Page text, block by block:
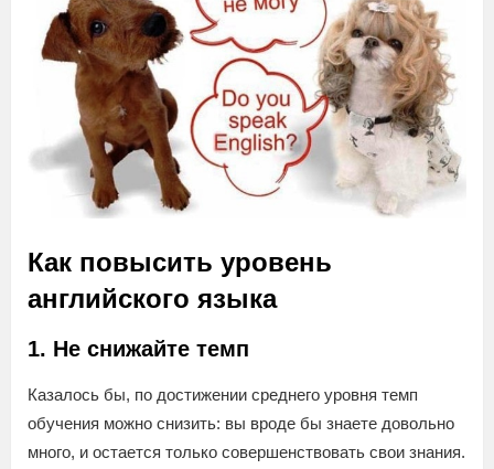
Как повысить уровень
английского языка
1. Не снижайте темп
Казалось бы, по достижении среднего уровня темп
обучения можно снизить: вы вроде бы знаете довольно
много, и остается только совершенствовать свои знания.